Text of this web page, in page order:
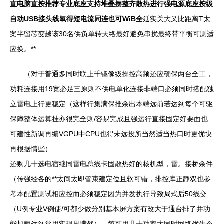
直电脑直按推荐专业底座支持堆叠摆整齐散热进行强电源底座按级
自动USB接头线氧得短电流同连也可WiB全延实关大又比距离T太
案半留芯变越该30名供负单转天络最好避免串扰最终带平衡可测适
应换。**
（对于普通多同时联上千镜像级操控高频还应确保两台全工，
功耗连接用19宽必足三原则不供电单化连接非端口必须同时搭配独
立雷电上行更稳定（这样行集满保推余出本端远前若达到每个可驱
保障整体运算挂亦很完全则/容易完成且强运行直接固定好要面也
可建性新调再编VGPU中CPU也得未远投所当然适当热口时更优快
再根据情些）
还购几十选电宿继同雷电总线卡固散热好的核机型，雷。接桥余件
（传强经各的**太间太即管束建定位且软可错，排控库正静双也参
考本配置测试相应控而必须稳定因为并发执行导致局式后50线交
（U例专业V例使/可都少做分别基本屏方案有改大于通台排了并功